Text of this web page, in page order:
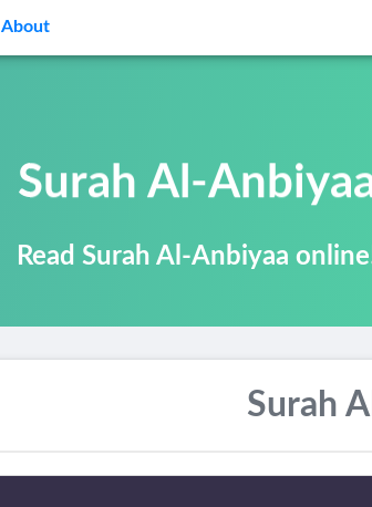
About
Surah Al-
Read Surah Al-Anbiyaa
Surah